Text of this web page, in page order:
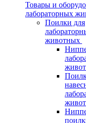
Товары и
лабораторных
Поилки для
животных